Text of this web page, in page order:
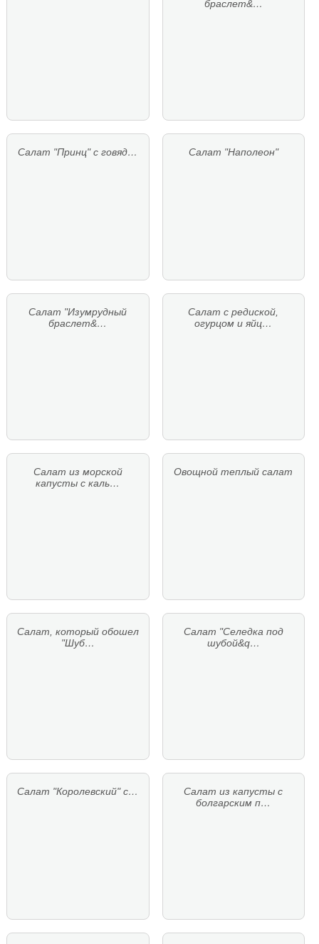
браслет&…
Салат "Принц" с говяд… Салат "Наполеон"
Салат "Изумрудный
браслет&…
Салат с редиской,
огурцом и яйц…
Салат из морской
капусты с каль…
Овощной теплый салат
Салат, который обошел
"Шуб…
Салат "Селедка под
шубой&q…
Салат "Королевский" с…
Салат из капусты с
болгарским п…